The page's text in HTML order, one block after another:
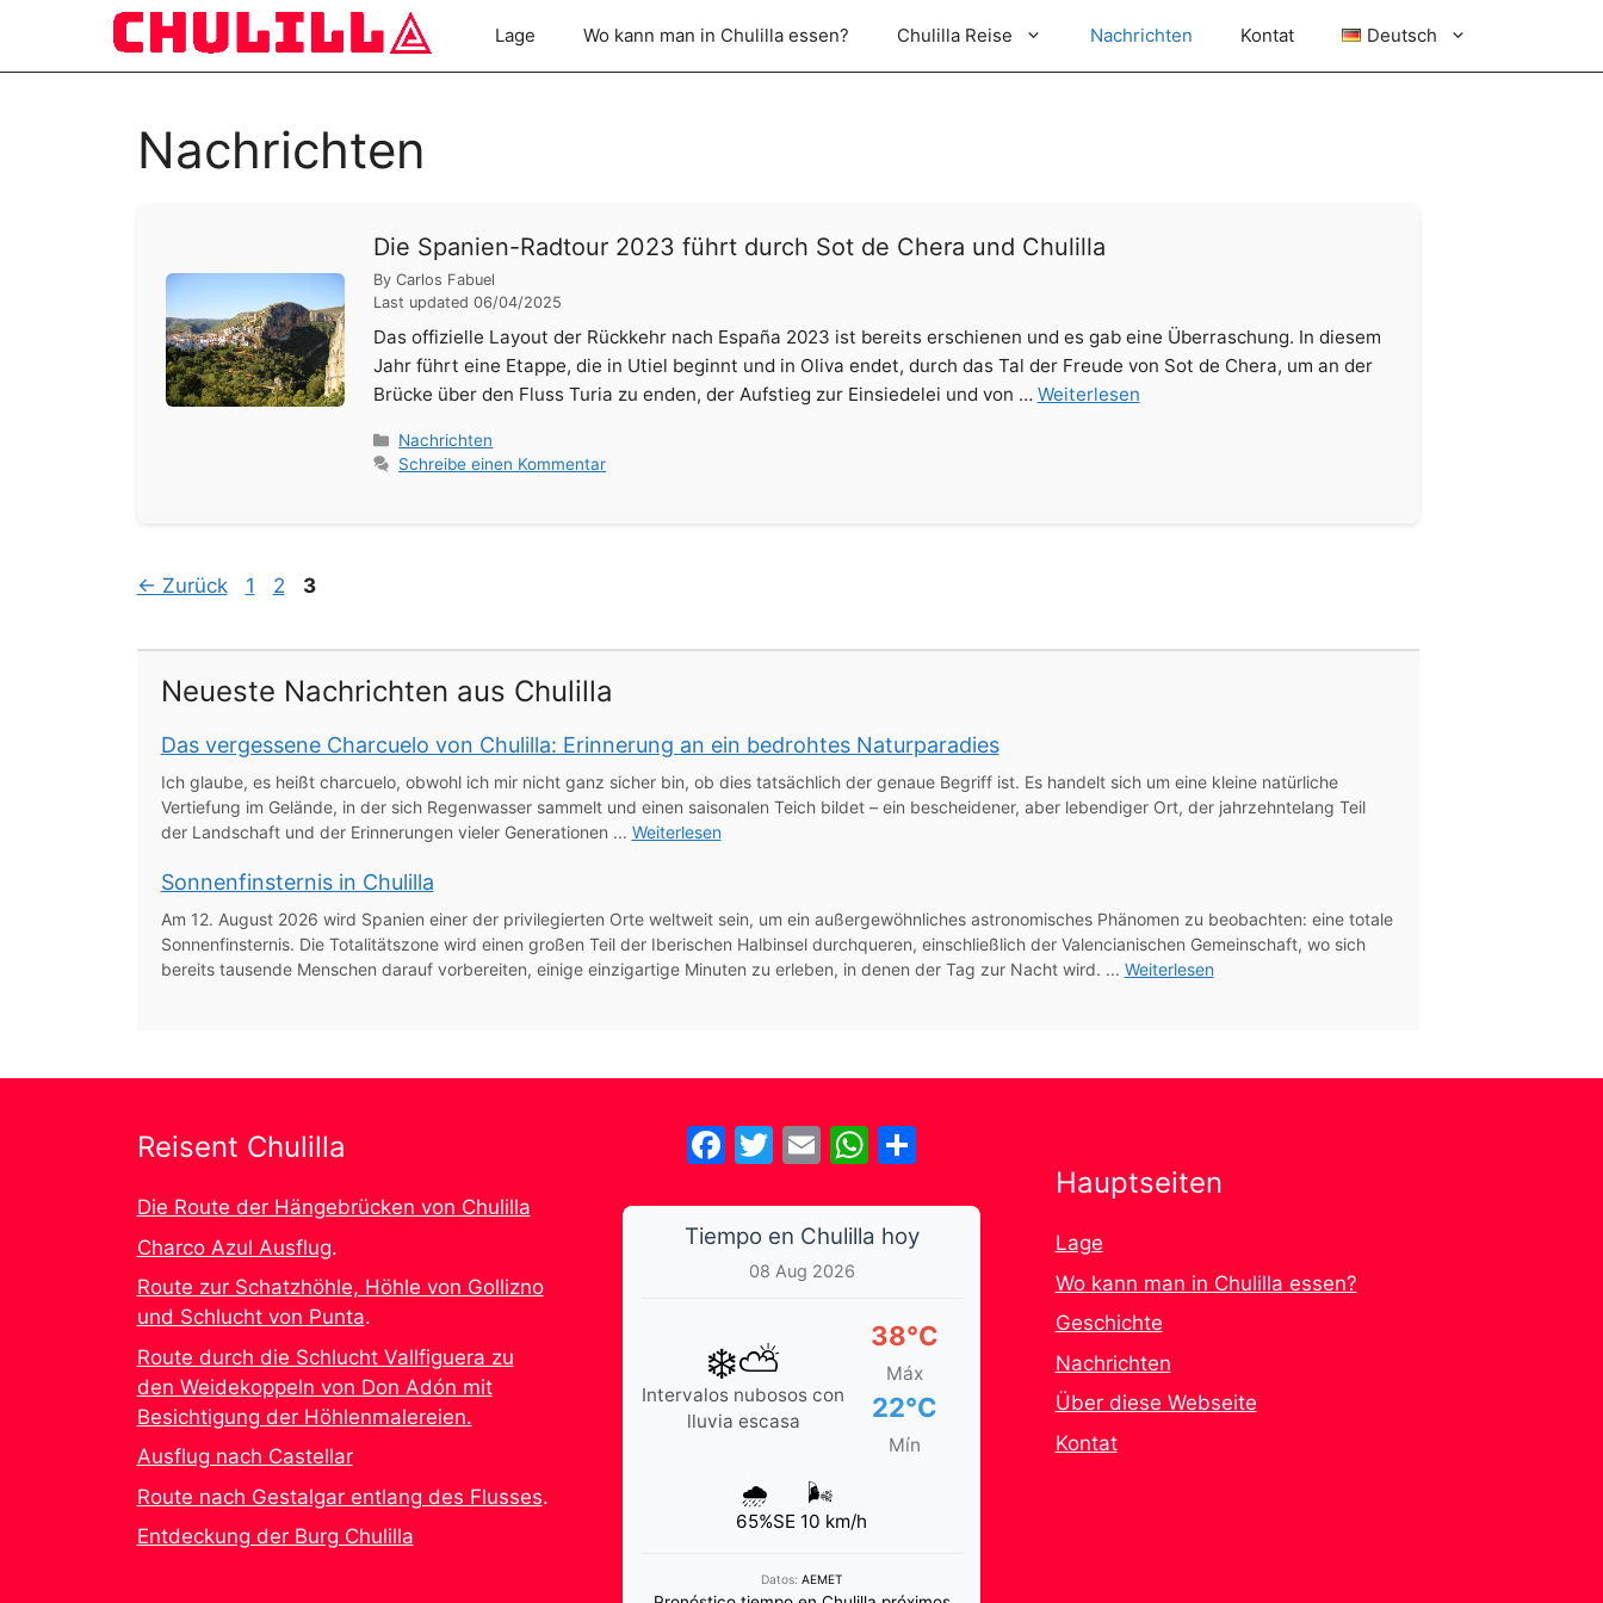
springen
Lage Wo kann man in Chulilla essen? Chulilla Reise Nachrichten Kontat Deutsch
Nachrichten
Die Spanien-Radtour 2023 führt durch Sot de Chera und Chulilla
By Carlos Fabuel
Last updated 06/04/2025
Das offizielle Layout der Rückkehr nach España 2023 ist bereits erschienen und es gab eine Überraschung. In diesem
Jahr führt eine Etappe, die in Utiel beginnt und in Oliva endet, durch das Tal der Freude von Sot de Chera, um an der
Brücke über den Fluss Turia zu enden, der Aufstieg zur Einsiedelei und von … Weiterlesen
Kategorien
Nachrichten
Schreibe einen Kommentar
← Zurück Seite
1 Seite
2 Seite
3
Neueste Nachrichten aus Chulilla
Das vergessene Charcuelo von Chulilla: Erinnerung an ein bedrohtes Naturparadies
Ich glaube, es heißt charcuelo, obwohl ich mir nicht ganz sicher bin, ob dies tatsächlich der genaue Begriff ist. Es handelt sich um eine kleine natürliche
Vertiefung im Gelände, in der sich Regenwasser sammelt und einen saisonalen Teich bildet – ein bescheidener, aber lebendiger Ort, der jahrzehntelang Teil
der Landschaft und der Erinnerungen vieler Generationen ... Weiterlesen
Sonnenfinsternis in Chulilla
Am 12. August 2026 wird Spanien einer der privilegierten Orte weltweit sein, um ein außergewöhnliches astronomisches Phänomen zu beobachten: eine totale
Sonnenfinsternis. Die Totalitätszone wird einen großen Teil der Iberischen Halbinsel durchqueren, einschließlich der Valencianischen Gemeinschaft, wo sich
bereits tausende Menschen darauf vorbereiten, einige einzigartige Minuten zu erleben, in denen der Tag zur Nacht wird. ... Weiterlesen
Reisent Chulilla
Die Route der Hängebrücken von Chulilla
Charco Azul Ausflug.
Route zur Schatzhöhle, Höhle von Gollizno
und Schlucht von Punta.
Route durch die Schlucht Vallfiguera zu
den Weidekoppeln von Don Adón mit
Besichtigung der Höhlenmalereien.
Ausflug nach Castellar
Route nach Gestalgar entlang des Flusses.
Entdeckung der Burg Chulilla
Facebook
Twitter
EmailWhatsApp
Tiempo en Chulilla hoy
08 Aug 2026
❄️⛅
Intervalos nubosos con
lluvia escasa
38°C
Máx
22°C
Mín
🌧️
65%
🌬️
SE 10 km/h
Datos: AEMET
Hauptseiten
Lage
Wo kann man in Chulilla essen?
Geschichte
Nachrichten
Über diese Webseite
Kontat